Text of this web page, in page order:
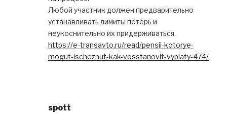
Любой участник должен предварительно
устанавливать лимиты потерь и
неукоснительно их придерживаться.
https://e-transavto.ru/read/pensii-kotorye-
mogut-ischeznut-kak-vosstanovit-vyplaty-474/
spott